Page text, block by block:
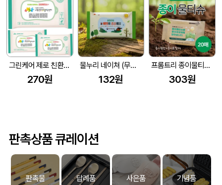
그린케어 제로 친환경 물티슈 10매 (40gsm 플레인) 판촉.홍보용
270원
물누리 네이쳐 (무광) 물티슈 10매/15매/20매
132원
프롬트리 종이물티슈(종이포장재) 20매
303원
판촉상품 큐레이션
판촉물 답례품 사은품 기념품